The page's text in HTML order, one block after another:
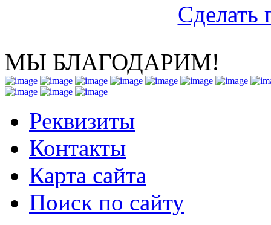
Сделать
МЫ БЛАГОДАРИМ!
Реквизиты
Контакты
Карта сайта
Поиск по сайту